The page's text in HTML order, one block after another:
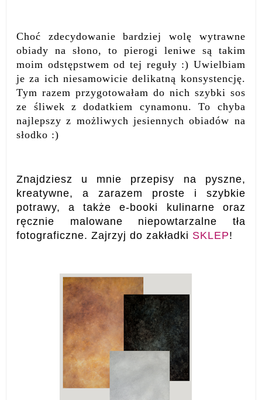
Choć zdecydowanie bardziej wolę wytrawne
obiady na słono, to pierogi leniwe są takim
moim odstępstwem od tej reguły :) Uwielbiam
je za ich niesamowicie delikatną konsystencję.
Tym razem przygotowałam do nich szybki sos
ze śliwek z dodatkiem cynamonu. To chyba
najlepszy z możliwych jesiennych obiadów na
słodko :)
Znajdziesz u mnie przepisy na pyszne,
kreatywne, a zarazem proste i szybkie
potrawy, a także e-booki kulinarne oraz
ręcznie malowane niepowtarzalne tła
fotograficzne. Zajrzyj do zakładki SKLEP!